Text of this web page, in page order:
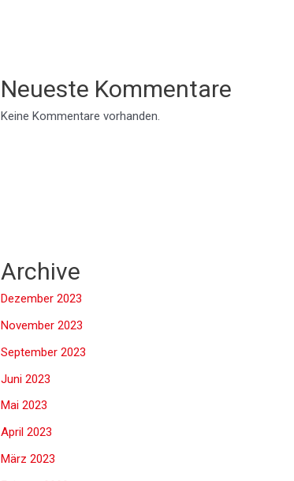
Neueste Kommentare
Keine Kommentare vorhanden.
Archive
Dezember 2023
November 2023
September 2023
Juni 2023
Mai 2023
April 2023
März 2023